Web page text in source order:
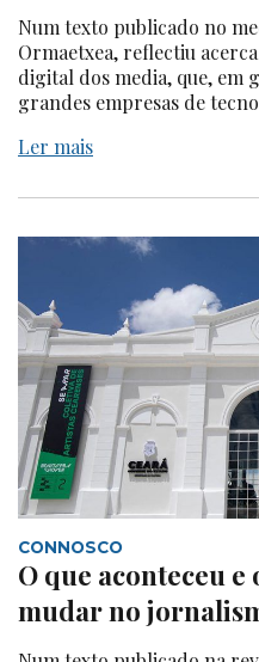
Num texto publicado no
Ormaetxea, reflectiu
digital dos media, que, em
grandes empresas de
Ler mais
CONNOSCO
O que aconteceu
mudar no